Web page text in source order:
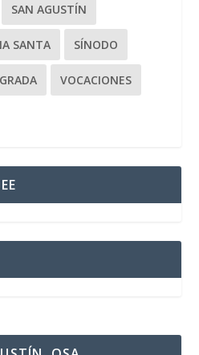
SAN AGUSTÍN
SANTA SÍNODO
VOCACIONES